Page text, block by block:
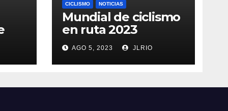
CICLISMO NOTICIAS
Mundial de ciclismo
en ruta 2023
AGO 5, 2023 JLRIO